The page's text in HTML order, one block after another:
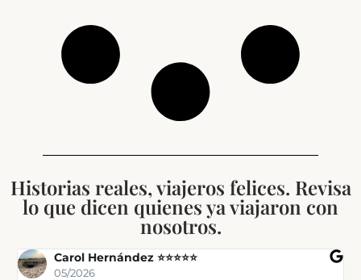
Historias reales, viajeros felices. Revisa
lo que dicen quienes ya viajaron con
nosotros.
Carol Hernández ⭐⭐⭐⭐⭐
05/2026